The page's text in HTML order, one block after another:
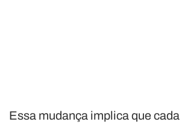
Essa mudança implica que